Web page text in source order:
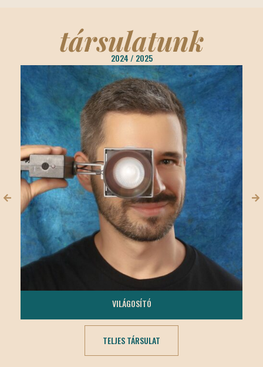
társulatunk
2024 / 2025
TÓTH MÁTÉ
VILÁGOSÍTÓ
TELJES TÁRSULAT